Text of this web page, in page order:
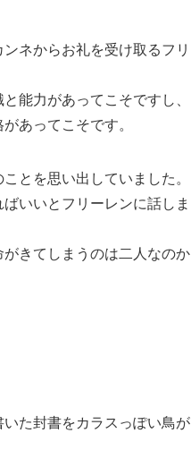
ネからお礼を受け取るフリ
能力があってこそですし、
あってこそです。
とを思い出していました。
いいとフリーレンに話しま
きてしまうのは二人なのか
た封書をカラスっぽい鳥が